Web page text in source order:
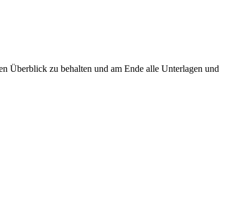
Überblick zu behalten und am Ende alle Unterlagen und